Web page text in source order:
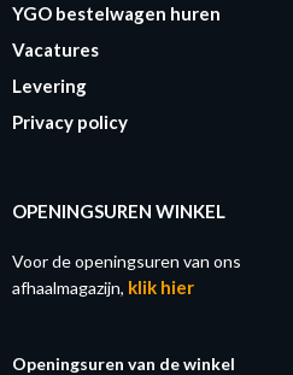
YGO bestelwagen huren
Vacatures
Levering
Privacy policy
OPENINGSUREN WINKEL
Voor de openingsuren van ons
afhaalmagazijn, klik hier
Openingsuren van de winkel